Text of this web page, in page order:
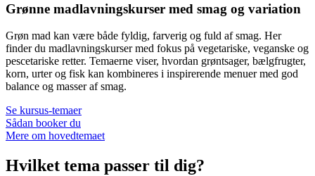
Grønne madlavningskurser med smag og variation
Grøn mad kan være både fyldig, farverig og fuld af smag. Her
finder du madlavningskurser med fokus på vegetariske, veganske og
pescetariske retter. Temaerne viser, hvordan grøntsager, bælgfrugter,
korn, urter og fisk kan kombineres i inspirerende menuer med god
balance og masser af smag.
Se kursus-temaer
Sådan booker du
Mere om hovedtemaet
Hvilket tema passer til dig?